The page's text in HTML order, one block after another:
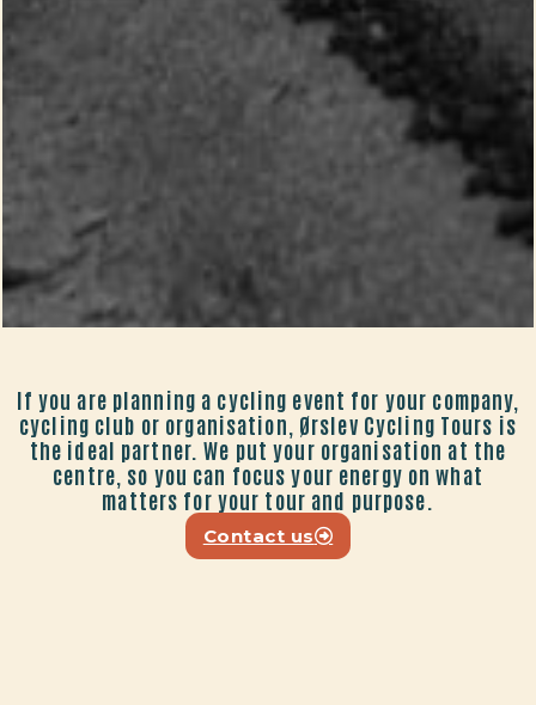
If you are planning a cycling event for your company,
cycling club or organisation, Ørslev Cycling Tours is
the ideal partner. We put your organisation at the
centre, so you can focus your energy on what
matters for your tour and purpose.
Contact us